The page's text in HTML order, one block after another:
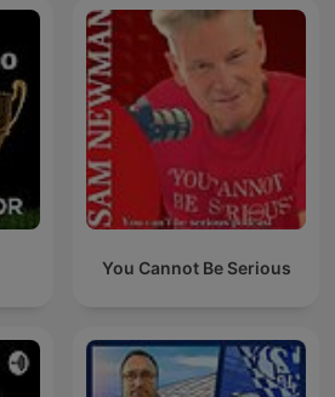
You Cannot Be Serious